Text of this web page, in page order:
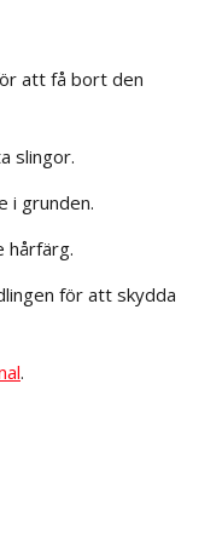
att få bort den
slingor.
i grunden.
hårfärg.
för att skydda
.